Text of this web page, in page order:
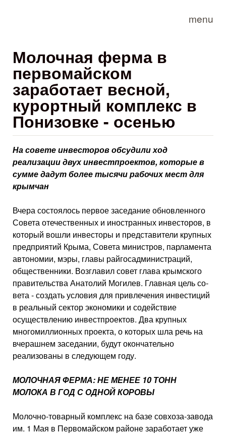
menu
Молочная ферма в
первомайском
заработает весной,
курортный комплекс в
Понизовке - осенью
На совете инвесторов обсудили ход
реализации двух инвестпроектов, которые в
сумме дадут более тысячи рабочих мест для
крымчан
Вчера состоялось первое заседание обновленного
Совета отечественных и иностранных инвесторов, в
который вошли инвесторы и представители крупных
предприятий Крыма, Совета министров, парламента
автономии, мэры, главы райгосадминистраций,
общественники. Возглавил совет глава крымского
правительства Анатолий Могилев. Главная цель со­
вета - создать условия для привлечения инвестиций
в реальный сектор экономики и содействие
осуществлению инвестпроектов. Два крупных
многомиллионных проекта, о которых шла речь на
вчерашнем заседании, будут окончательно
реализованы в следующем году.
МОЛОЧНАЯ ФЕРМА: НЕ МЕНЕЕ 10 ТОНН
МОЛОКА В ГОД С ОДНОЙ КОРОВЫ
Молочно-товарный комплекс на базе совхоза-завода
им. 1 Мая в Первомайском районе заработа­ет уже